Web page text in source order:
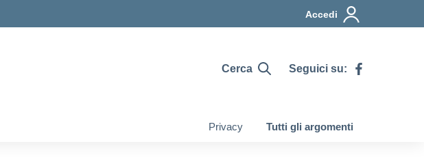
Accedi
Cerca Seguici su:
Privacy Tutti gli argomenti